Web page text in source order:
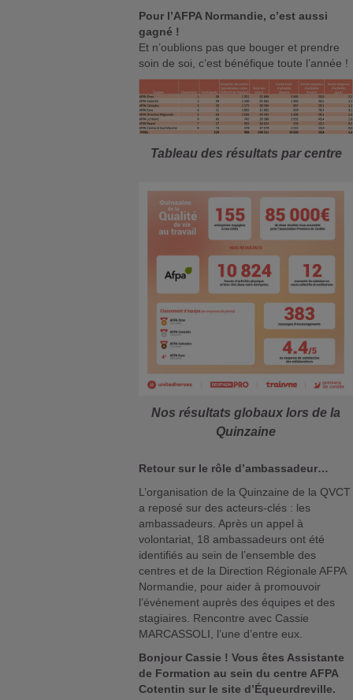
Pour l’AFPA Normandie, c’est aussi
gagné !
Et n’oublions pas que bouger et prendre
soin de soi, c’est bénéfique toute l’année !
Tableau des résultats par centre
Nos résultats globaux lors de la
Quinzaine
Retour sur le rôle d’ambassadeur…
L’organisation de la Quinzaine de la QVCT
a reposé sur des acteurs-clés : les
ambassadeurs. Après un appel à
volontariat, 18 ambassadeurs ont été
identifiés au sein de l’ensemble des
centres et de la Direction Régionale AFPA
Normandie, pour aider à promouvoir
l’événement auprès des équipes et des
stagiaires. Rencontre avec Cassie
MARCASSOLI, l’une d’entre eux.
Bonjour Cassie ! Vous êtes Assistante
de Formation au sein du centre AFPA
Cotentin sur le site d’Équeurdreville.